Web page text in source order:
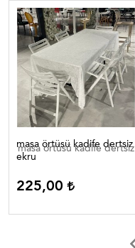
masa örtüsü kadife dertsiz
ekru
masa örtüsü kadife dertsiz
225,00